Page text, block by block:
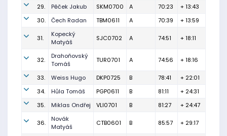
29. Pěček Jakub SKM0700 A 70:23
+ 13:43
30.
Čech Radan TBM0611 A 70:39 + 13:59
31.
Kopecký
Matyáš
SJC0702 A 74:51 + 18:11
32.
Drahoňovský
Tomáš
TUR0701 A 74:56 + 18:16
33. Weiss Hugo DKP0725 B 78:41
+ 22:01
34.
Hůla Tomáš PGP0611 B 81:11
+ 24:31
35.
Miklas Ondřej VLI0701 B 81:27 + 24:47
36.
Novák
Matyáš
CTB0601 B 85:57 + 29:17